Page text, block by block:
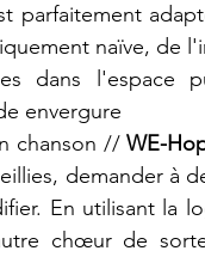
parfaitement
naïve, de
dans
envergure
chanson // WE-
demander à
En utilisant la
chœur de